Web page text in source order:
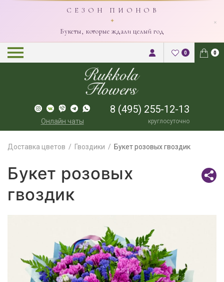
С Е З О Н П И О Н О В
✦
Букеты, которые ждали целый год
×
0 0
Онлайн чаты
8 (495) 255-12-13
круглосуточно
Доставка цветов Гвоздики Букет розовых гвоздик
Букет розовых
гвоздик